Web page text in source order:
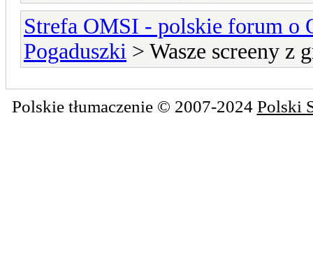
Strefa OMSI - polskie forum o
Pogaduszki > Wasze screeny z
Polskie tłumaczenie © 2007-2024 Polski